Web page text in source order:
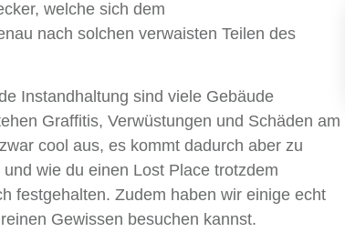
welche sich dem
nach solchen verwaisten Teilen des
Instandhaltung sind viele Gebäude
Graffitis, Verwüstungen und Schäden am
cool aus, es kommt dadurch aber zu
wie du einen Lost Place trotzdem
festgehalten. Zudem haben wir einige echt
Gewissen besuchen kannst.